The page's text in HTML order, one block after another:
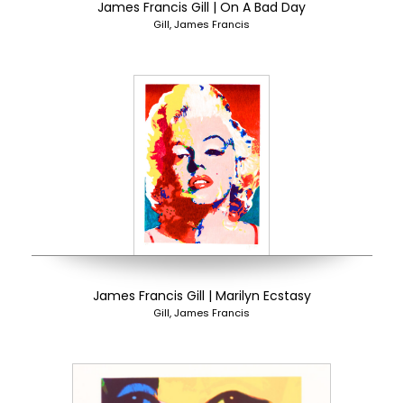
James Francis Gill | On A Bad Day
Gill, James Francis
James Francis Gill | Marilyn Ecstasy
Gill, James Francis